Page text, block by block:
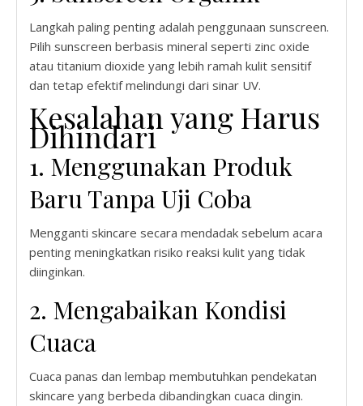
Langkah paling penting adalah penggunaan sunscreen.
Pilih sunscreen berbasis mineral seperti zinc oxide
atau titanium dioxide yang lebih ramah kulit sensitif
dan tetap efektif melindungi dari sinar UV.
Kesalahan yang Harus
Dihindari
1. Menggunakan Produk
Baru Tanpa Uji Coba
Mengganti skincare secara mendadak sebelum acara
penting meningkatkan risiko reaksi kulit yang tidak
diinginkan.
2. Mengabaikan Kondisi
Cuaca
Cuaca panas dan lembap membutuhkan pendekatan
skincare yang berbeda dibandingkan cuaca dingin.